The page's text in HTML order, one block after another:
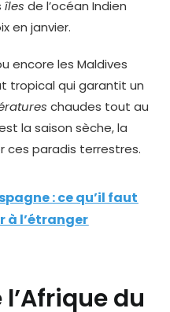
îles de l’océan Indien
en janvier.
encore les Maldives
tropical qui garantit un
chaudes tout au
la saison sèche, la
ces paradis terrestres.
: ce qu’il faut
à l’étranger
du